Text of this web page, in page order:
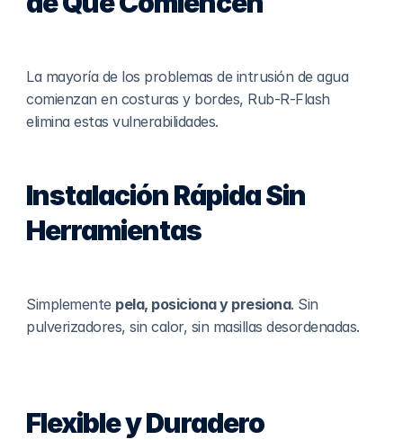
La mayoría de los problemas de intrusión de agua
comienzan en costuras y bordes, Rub-R-Flash
elimina estas vulnerabilidades.
Instalación Rápida Sin
Herramientas
Simplemente pela, posiciona y presiona. Sin
pulverizadores, sin calor, sin masillas desordenadas.
Flexible y Duradero